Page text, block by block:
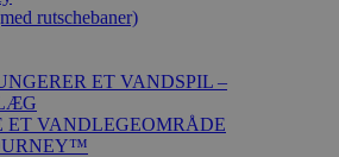
rutschebaner)
ET VANDSPIL –
ET VANDLEGEOMRÅDE